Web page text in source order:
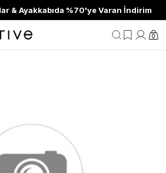
Ayakkabıda %70'ye Varan İndirim
0